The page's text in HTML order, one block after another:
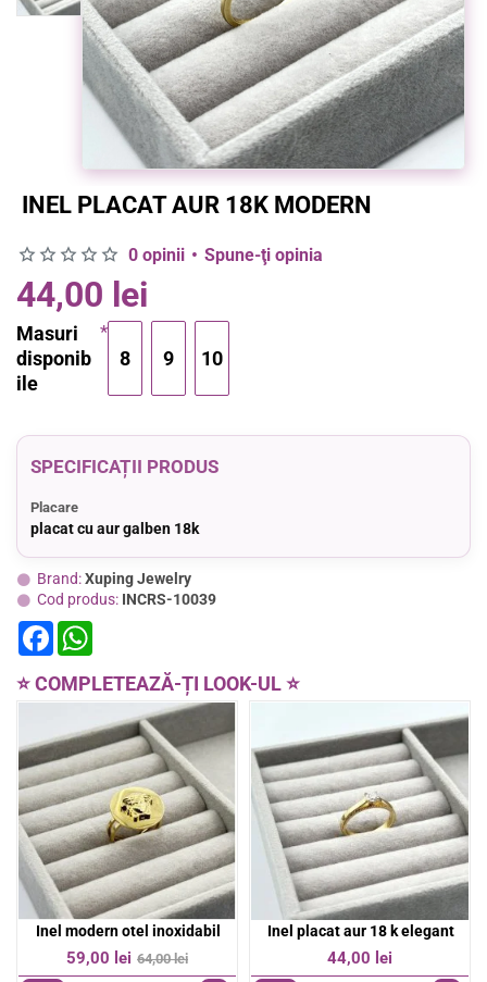
INEL PLACAT AUR 18K MODERN
SPECIFICAȚII PRODUS
Placare
placat cu aur galben 18k
Brand:Xuping Jewelry
Cod produs: INCRS-10039
0 opinii • Spune-ţi opinia
44,00 lei
Masuri
disponib
ile
8 9 10
F
a
e
b
o
k
t
s
p
p
⭐ COMPLETEAZĂ-ȚI LOOK-UL ⭐
OFERTA
-19%
Inel placat aur 18k
44,00 lei 54,00 lei
OFERTA
Inel placat aur 18k
54,00 lei